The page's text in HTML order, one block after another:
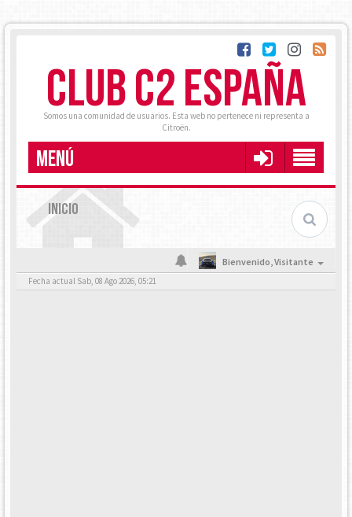
CLUB C2 ESPAÑA
Somos una comunidad de usuarios. Esta web no pertenece ni representa a
Citroën.
MENÚ
INICIO
Bienvenido,Visitante
Fecha actual Sab, 08 Ago 2026, 05:21